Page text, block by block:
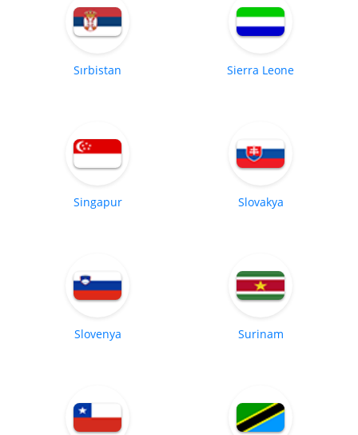
Sırbistan Sierra Leone
Singapur Slovakya
Slovenya Surinam